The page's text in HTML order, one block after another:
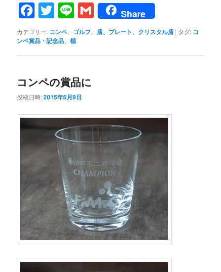
Facebook
Twitter
LineGmail
Share
カテゴリー: コンペ、 ゴルフ 盾、プレート、クリスタル盾 | タグ: コ
ンペ賞品・記念品 、楯
コンペの賞品に
投稿日時:2015年6月9日